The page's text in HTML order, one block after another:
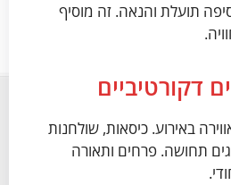
תועלת והנאה. זה מוסיף
דקורטיביים
באירוע. כיסאות, שולחנות
תחושה. פרחים ותאורה